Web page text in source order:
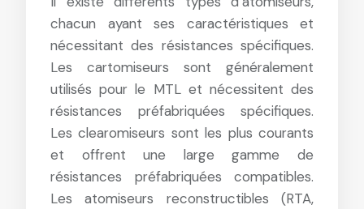
chacun ayant ses caractéristiques et
nécessitant des résistances spécifiques.
Les cartomiseurs sont généralement
utilisés pour le MTL et nécessitent des
résistances préfabriquées spécifiques.
Les clearomiseurs sont les plus courants
et offrent une large gamme de
résistances préfabriquées compatibles.
Les atomiseurs reconstructibles (RTA,